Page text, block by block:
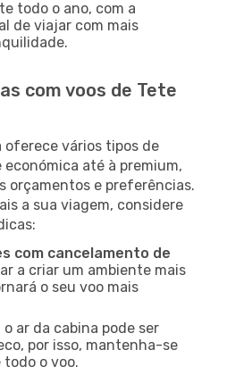
todo o ano, com a
de viajar com mais
com voos de Tete
oferece vários tipos de
económica até à premium,
orçamentos e preferências.
a sua viagem, considere
com cancelamento de
a criar um ambiente mais
o seu voo mais
o ar da cabina pode ser
por isso, mantenha-se
o voo.